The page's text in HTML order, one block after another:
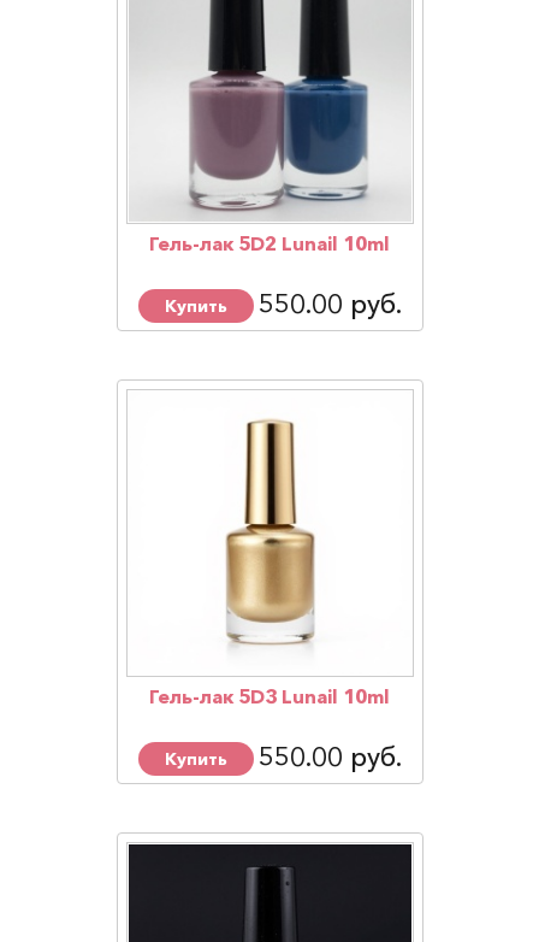
Гель-лак 5D2 Lunail 10ml
Купить 550.00 руб.
Гель-лак 5D3 Lunail 10ml
Купить 550.00 руб.